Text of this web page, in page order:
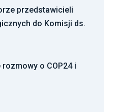
przedstawicieli
do Komisji ds.
o COP24 i